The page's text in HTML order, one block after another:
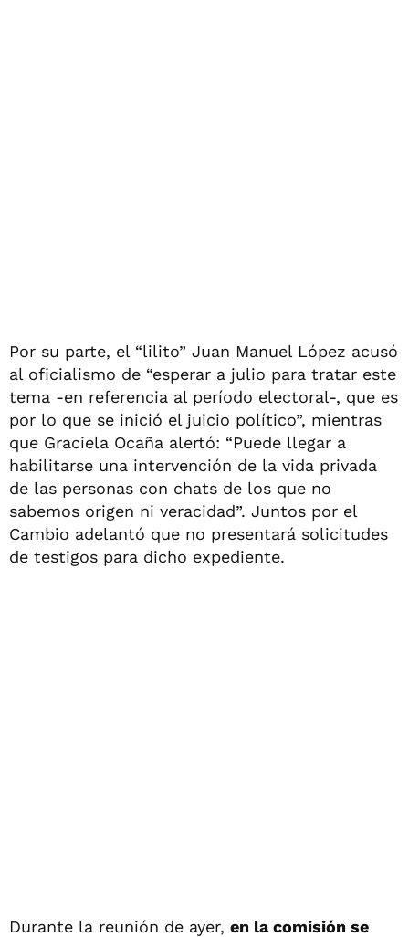
Por su parte, el “lilito” Juan Manuel López acusó
al oficialismo de “esperar a julio para tratar este
tema -en referencia al período electoral-, que es
por lo que se inició el juicio político”, mientras
que Graciela Ocaña alertó: “Puede llegar a
habilitarse una intervención de la vida privada
de las personas con chats de los que no
sabemos origen ni veracidad”. Juntos por el
Cambio adelantó que no presentará solicitudes
de testigos para dicho expediente.
Durante la reunión de ayer, en la comisión se